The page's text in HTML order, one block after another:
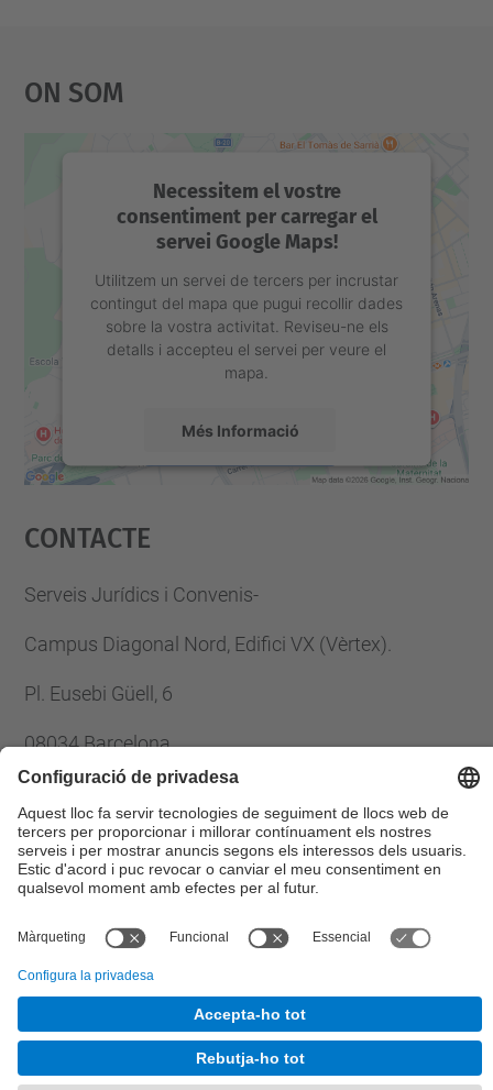
On Som
Necessitem el vostre
consentiment per carregar el
servei Google Maps!
Utilitzem un servei de tercers per incrustar
contingut del mapa que pugui recollir dades
sobre la vostra activitat. Reviseu-ne els
detalls i accepteu el servei per veure el
mapa.
Més Informació
powered by
Contacte
Serveis Jurídics i Convenis-
Campus Diagonal Nord, Edifici VX (Vèrtex).
Pl. Eusebi Güell, 6
08034 Barcelona
93 401 61 33
E-mail:serveis.juridics@upc.edu
Desenvolupat amb
Mapa del lloc Accessibilitat